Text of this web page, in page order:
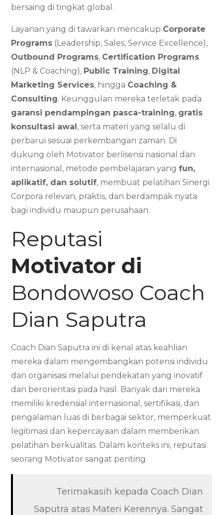
bersaing di tingkat global.
Layanan yang di tawarkan mencakup Corporate
Programs (Leadership, Sales, Service Excellence),
Outbound Programs, Certification Programs
(NLP & Coaching), Public Training, Digital
Marketing Services, hingga Coaching &
Consulting. Keunggulan mereka terletak pada
garansi pendampingan pasca-training, gratis
konsultasi awal, serta materi yang selalu di
perbarui sesuai perkembangan zaman. Di
dukung oleh Motivator berlisensi nasional dan
internasional, metode pembelajaran yangfun,
aplikatif, dan solutif, membuat pelatihan Sinergi
Corpora relevan, praktis, dan berdampak nyata
bagi individu maupun perusahaan.
Reputasi
Motivator di
Bondowoso Coach
Dian Saputra
Coach Dian Saputra ini di kenal atas keahlian
mereka dalam mengembangkan potensi individu
dan organisasi melalui pendekatan yang inovatif
dan berorientasi pada hasil. Banyak dari mereka
memiliki kredensial internasional, sertifikasi, dan
pengalaman luas di berbagai sektor, memperkuat
legitimasi dan kepercayaan dalam memberikan
pelatihan berkualitas. Dalam konteks ini, reputasi
seorang Motivator sangat penting.
Terimakasih kepada Coach Dian
Saputra atas Materi Kerennya. Sangat